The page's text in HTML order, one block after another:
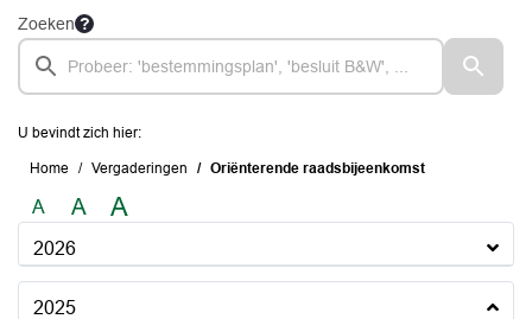
Zoeken
U bevindt zich hier:
Home Vergaderingen Oriënterende raadsbijeenkomst
A A A
2026
2025